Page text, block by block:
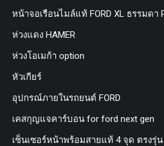
หน้าจอเรือนไมล์แท้ FORD XL ธรรมดา
ห่วงแดง HAMER
ห่วงโอเมก้า option
หัวเกียร์
อุปกรณ์ภายในรถยนต์ FORD
เคสกุญแจคาร์บอน for ford next gen
เซ็นเซอร์หน้าพร้อมสายแท้ 4 จุด ตรงรุ่น